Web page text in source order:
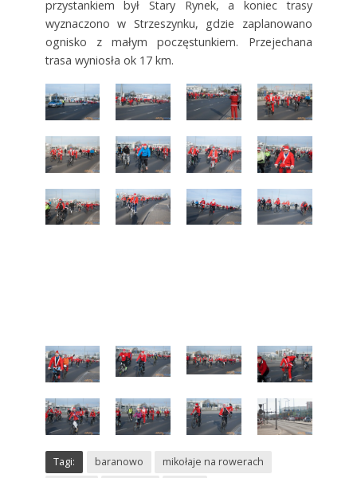
przystankiem był Stary Rynek, a koniec trasy
wyznaczono w Strzeszynku, gdzie zaplanowano
ognisko z małym poczęstunkiem. Przejechana
trasa wyniosła ok 17 km.
Tagi: baranowo
mikołaje na rowerach